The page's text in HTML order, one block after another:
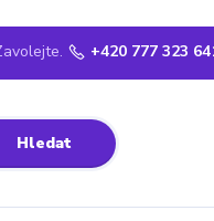
Hledat
+420 777 323